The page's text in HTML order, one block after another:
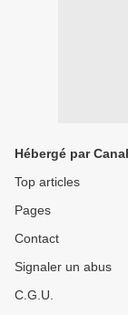
Hébergé par
Top articles
Pages
Contact
Signaler un abus
C.G.U.